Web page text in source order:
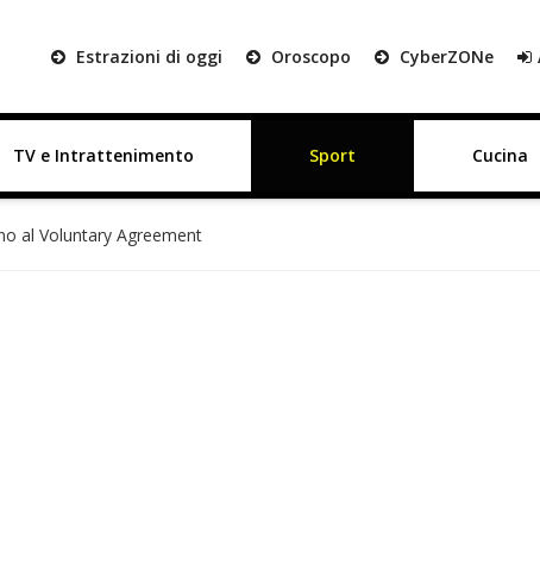
Estrazioni di oggi Oroscopo CyberZONe
TV e Intrattenimento Sport Cucina
al Voluntary Agreement